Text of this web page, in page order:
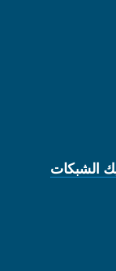
الشبكات